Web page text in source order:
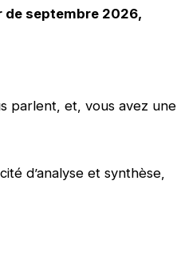
de septembre 2026,
parlent, et, vous avez une
d’analyse et synthèse,